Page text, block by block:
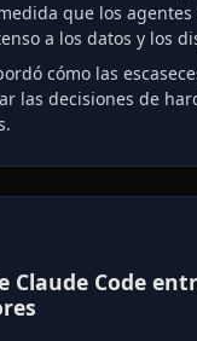
que los agentes
a los datos y los
cómo las
las decisiones de
Claude Code